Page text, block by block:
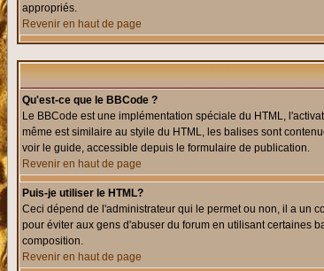
appropriés.
Revenir en haut de page
Qu'est-ce que le BBCode ?
Le BBCode est une implémentation spéciale du HTML,
même est similaire au styile du HTML, les balises sont
voir le guide, accessible depuis le formulaire de publication.
Revenir en haut de page
Puis-je utiliser le HTML?
Ceci dépend de l'administrateur qui le permet ou non, il a un
pour éviter aux gens d'abuser du forum en utilisant certaines
composition.
Revenir en haut de page